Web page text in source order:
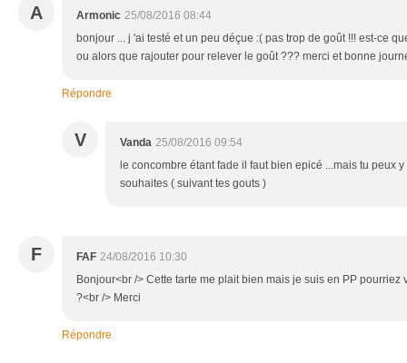
A Armonic 25/08/2016 08:44
bonjour ... j 'ai testé et un peu déçue :( pas trop de goût !!! est-ce
ou alors que rajouter pour relever le goût ??? merci et bonne
Répondre
V Vanda 25/08/2016 09:54
le concombre étant fade il faut bien epicé ...mais tu peux
souhaites ( suivant tes gouts )
F FAF 24/08/2016 10:30
Bonjour<br /> Cette tarte me plait bien mais je suis en PP
?<br /> Merci
Répondre